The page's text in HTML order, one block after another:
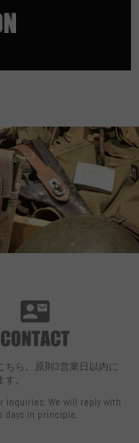
ちら。原則3営業日以内に
。
inquiries. We will reply with
days in principle.